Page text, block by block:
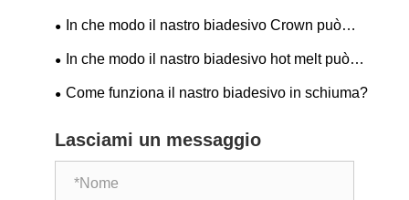
rimodellano la cooperazione di fornitura
In che modo il nastro biadesivo Crown può
migliorare l'efficienza degli incollaggi industriali?
In che modo il nastro biadesivo hot melt può
risolvere le tue sfide di imballaggio?
Come funziona il nastro biadesivo in schiuma?
Lasciami un messaggio